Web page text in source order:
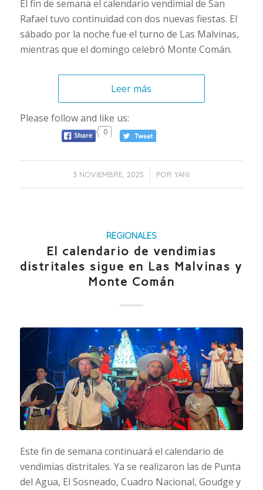
El fin de semana el calendario vendimial de San
Rafael tuvo continuidad con dos nuevas fiestas. El
sábado por la noche fue el turno de Las Malvinas,
mientras que el domingo celebró Monte Comán.
Leer más
Please follow and like us:
0
3 NOVIEMBRE, 2025
/ PORYANI
REGIONALES
El calendario de vendimias
distritales sigue en Las Malvinas y
Monte Comán
Este fin de semana continuará el calendario de
vendimias distritales. Ya se realizaron las de Punta
del Agua, El Sosneado, Cuadro Nacional, Goudge y